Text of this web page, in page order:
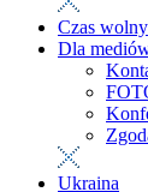
Czas wolny
Dla
Ukraina